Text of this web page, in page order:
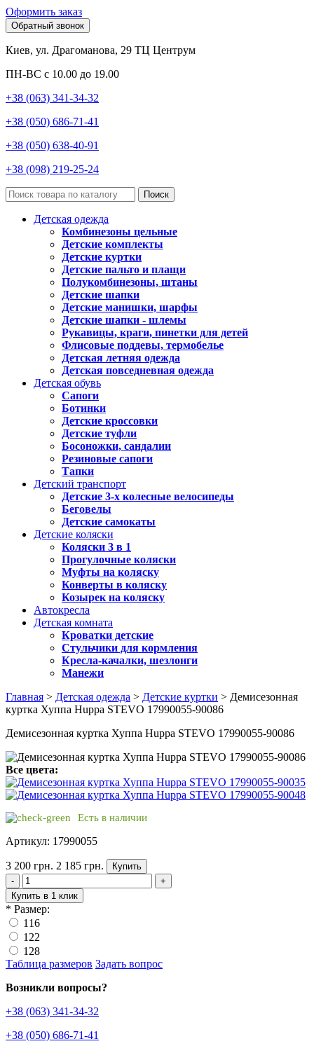
Оформить заказ
Обратный звонок
Киев, ул. Драгоманова, 29 ТЦ Центрум
ПН-ВС с 10.00 до 19.00
+38 (063) 341-34-32
+38 (050) 686-71-41
+38 (050) 638-40-91
+38 (098) 219-25-24
Поиск
Детская одежда
Комбинезоны цельные
Детские комплекты
Детские куртки
Детские пальто и плащи
Полукомбинезоны, штаны
Детские шапки
Детские манишки, шарфы
Детские шапки - шлемы
Рукавицы, краги, пинетки для детей
Флисовые поддевы, термобелье
Детская летняя одежда
Детская повседневная одежда
Детская обувь
Сапоги
Ботинки
Детские кроссовки
Детские туфли
Босоножки, сандалии
Резиновые сапоги
Тапки
Детский транспорт
Детские 3-х колесные велосипеды
Беговелы
Детские самокаты
Детские коляски
Коляски 3 в 1
Прогулочные коляски
Муфты на коляску
Конверты в коляску
Козырек на коляску
Автокресла
Детская комната
Кроватки детские
Стульчики для кормления
Кресла-качалки, шезлонги
Манежи
Главная > Детская одежда > Детские куртки > Демисезонная
куртка Хуппа Huppa STEVO 17990055-90086
Демисезонная куртка Хуппа Huppa STEVO 17990055-90086
Все цвета:
Есть в наличии
Артикул: 17990055
3 200 грн. 2 185 грн.
Купить
-
+
Купить в 1 клик
* Размер:
116
122
128
Таблица размеров Задать вопрос
Возникли вопросы?
+38 (063) 341-34-32
+38 (050) 686-71-41